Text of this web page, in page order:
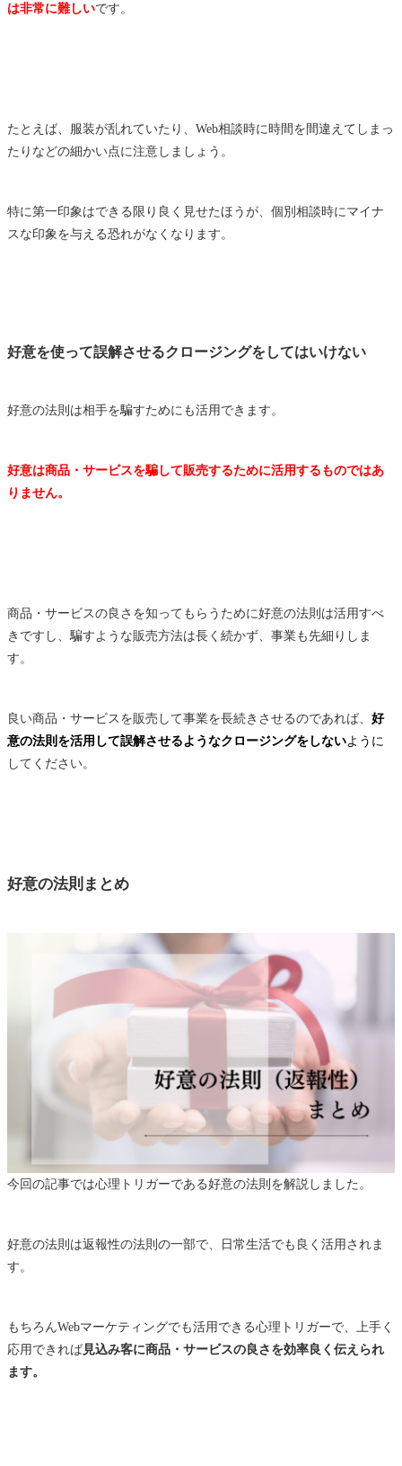
は非常に難しいです。
たとえば、服装が乱れていたり、Web相談時に時間を間違えてしまっ
たりなどの細かい点に注意しましょう。
特に第一印象はできる限り良く見せたほうが、個別相談時にマイナ
スな印象を与える恐れがなくなります。
好意を使って誤解させるクロージングをしてはいけない
好意の法則は相手を騙すためにも活用できます。
好意は商品・サービスを騙して販売するために活用するものではあ
りません。
商品・サービスの良さを知ってもらうために好意の法則は活用すべ
きですし、騙すような販売方法は長く続かず、事業も先細りしま
す。
良い商品・サービスを販売して事業を長続きさせるのであれば、 好
意の法則を活用して誤解させるようなクロージングをしないように
してください。
好意の法則まとめ
今回の記事では心理トリガーである好意の法則を解説しました。
好意の法則は返報性の法則の一部で、日常生活でも良く活用されま
す。
もちろんWebマーケティングでも活用できる心理トリガーで、上手く
応用できれば見込み客に商品・サービスの良さを効率良く伝えられ
ます。